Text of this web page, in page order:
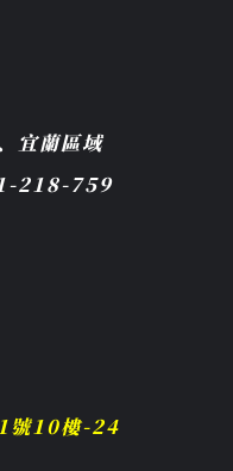
宜蘭區域
218-759
號10樓-24